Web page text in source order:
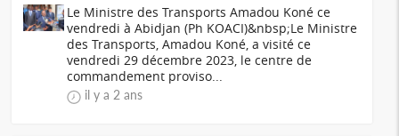
Le Ministre des Transports Amadou Koné ce
vendredi à Abidjan (Ph KOACI)&nbsp;Le Ministre
des Transports, Amadou Koné, a visité ce
vendredi 29 décembre 2023, le centre de
commandement proviso...
il y a 2 ans